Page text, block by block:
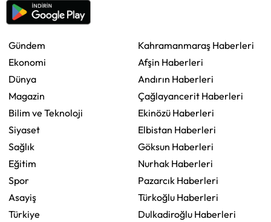
Gündem
Ekonomi
Dünya
Magazin
Bilim ve Teknoloji
Siyaset
Sağlık
Eğitim
Spor
Asayiş
Türkiye
Kahramanmaraş Haberleri
Afşin Haberleri
Andırın Haberleri
Çağlayancerit Haberleri
Ekinözü Haberleri
Elbistan Haberleri
Göksun Haberleri
Nurhak Haberleri
Pazarcık Haberleri
Türkoğlu Haberleri
Dulkadiroğlu Haberleri